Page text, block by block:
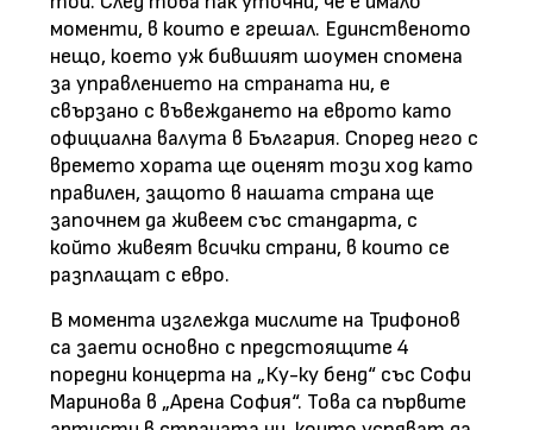
моменти, в които е грешал. Единственото
нещо, което уж бившият шоумен спомена
за управлението на страната ни, е
свързано с въвеждането на еврото като
официална валута в България. Според него с
времето хората ще оценят този ход като
правилен, защото в нашата страна ще
започнем да живеем със стандарта, с
който живеят всички страни, в които се
разплащат с евро.
В момента изглежда мислите на Трифонов
са заети основно с предстоящите 4
поредни концерта на „Ку-ку бенд“ със Софи
Маринова в „Арена София“. Това са първите